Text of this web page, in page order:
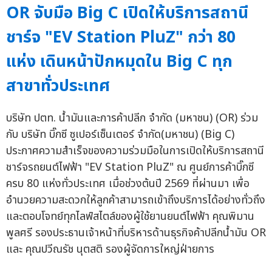
OR จับมือ Big C เปิดให้บริการสถานี
ชาร์จ "EV Station PluZ" กว่า 80
แห่ง เดินหน้าปักหมุดใน Big C ทุก
สาขาทั่วประเทศ
บริษัท ปตท. น้ำมันและการค้าปลีก จำกัด (มหาชน) (OR) ร่วม
กับ บริษัท บิ๊กซี ซูเปอร์เซ็นเตอร์ จำกัด(มหาชน) (Big C)
ประกาศความสำเร็จของความร่วมมือในการเปิดให้บริการสถานี
ชาร์จรถยนต์ไฟฟ้า "EV Station PluZ" ณ ศูนย์การค้าบิ๊กซี
ครบ 80 แห่งทั่วประเทศ เมื่อช่วงต้นปี 2569 ที่ผ่านมา เพื่อ
อำนวยความสะดวกให้ลูกค้าสามารถเข้าถึงบริการได้อย่างทั่วถึง
และตอบโจทย์ทุกไลฟ์สไตล์ของผู้ใช้ยานยนต์ไฟฟ้า คุณพิมาน
พูลศรี รองประธานเจ้าหน้าที่บริหารด้านธุรกิจค้าปลีกน้ำมัน OR
และ คุณปวีณรัช นุตสติ รองผู้จัดการใหญ่ฝ่ายการ